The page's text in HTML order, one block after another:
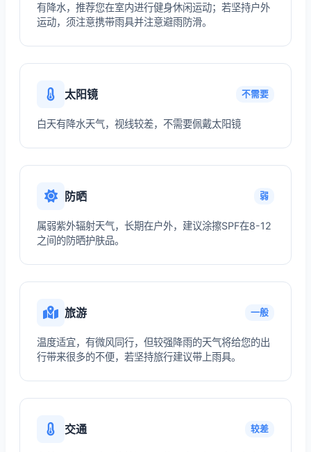
有降水，推荐您在室内进行健身休闲运动；若坚持户外
运动，须注意携带雨具并注意避雨防滑。
太阳镜 不需要
白天有降水天气，视线较差，不需要佩戴太阳镜
防晒 弱
属弱紫外辐射天气，长期在户外，建议涂擦SPF在8-12
之间的防晒护肤品。
旅游 一般
温度适宜，有微风同行，但较强降雨的天气将给您的出
行带来很多的不便，若坚持旅行建议带上雨具。
交通 较差